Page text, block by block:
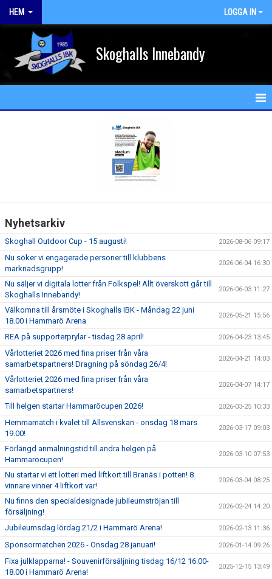
HEM LOGGA IN
Skoghalls Innebandy
MATCHER
MEDLEM
SOUVENIRER
KONTAKTA OSS
KONTAKTUPPGIFTER VÅRA LAG
Nyhetsarkiv
Skoghall Outdoor Cup - 15 augusti! 2026-08-06 09:17
Nu söker vi engagerade personer till klubbens
marknadsgrupp!
2026-06-04 16:30
Nu säljer vi digitala lotter från Folkspel! Allt överskott går till
Skoghalls Innebandy!
2026-06-03 11:27
Välkomna till årsmöte i Skoghalls IBK - Måndag 22 juni
18.00 i Hammarö Arena
2026-05-21 15:56
REA på supporterprylar - tisdag 28 april! 2026-04-23 13:45
Vårlotteriet 2026 med fina priser från våra
samarbetspartners! Dragning på söndag 26/4!
2026-04-21 14:03
Vårlotteriet 2026 med fina priser från våra
samarbetspartners!
2026-04-07 14:17
Till helgen startar Hammaröcupen 2026! 2026-03-25 10:33
Hemmamatch i kvalet till Allsvenskan - onsdag 18 mars
19.00!
2026-03-17 09:03
Förlängd anmälningstid till andra helgen på
Hammaröcupen!
2026-03-10 07:53
Nu startar vi ett lotteri med liftkort till Branäs i potten! 8
vinnare vinner 4 liftkort var!
2026-03-04 08:25
Nu finns den specialdesignade jubileumströjan till
försäljning!
2026-02-24 14:20
Jubileumsdag lördag 21/2 i Hammarö Arena! 2026-02-13 11:36
Sponsormatchen 2026 - Onsdag 28 januari! 2026-01-14 09:26
Fixa julklapparna! - Souvenirförsäljning tisdag 16/12 16.00-
18.00 i Hammarö Arena!
2025-12-15 13:49